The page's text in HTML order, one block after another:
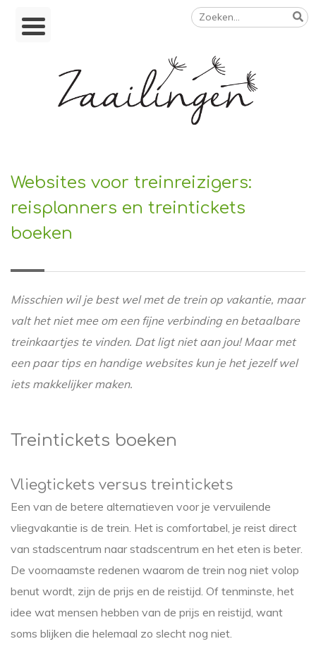
Skip
Zoeken
naar:
Websites voor treinreizigers:
reisplanners en treintickets
boeken
Misschien wil je best wel met de trein op vakantie, maar
valt het niet mee om een fijne verbinding en betaalbare
treinkaartjes te vinden. Dat ligt niet aan jou! Maar met
een paar tips en handige websites kun je het jezelf wel
iets makkelijker maken.
Treintickets boeken
Vliegtickets versus treintickets
Een van de betere alternatieven voor je vervuilende
vliegvakantie is de trein. Het is comfortabel, je reist direct
van stadscentrum naar stadscentrum en het eten is beter.
De voornaamste redenen waarom de trein nog niet volop
benut wordt, zijn de prijs en de reistijd. Of tenminste, het
idee wat mensen hebben van de prijs en reistijd, want
soms blijken die helemaal zo slecht nog niet.